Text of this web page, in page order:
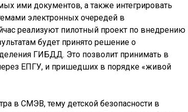
ими документов, а также интегрировать
электронных очередей в
реализуют пилотный проект по внедрению
будет принято решение о
ГИБДД. Это позволит принимать в
ЕПГУ, и пришедших в порядке «живой
в СМЭВ, тему детской безопасности в